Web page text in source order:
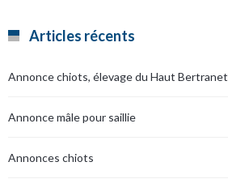
Articles récents
Annonce chiots, élevage du Haut Bertranet
Annonce mâle pour saillie
Annonces chiots